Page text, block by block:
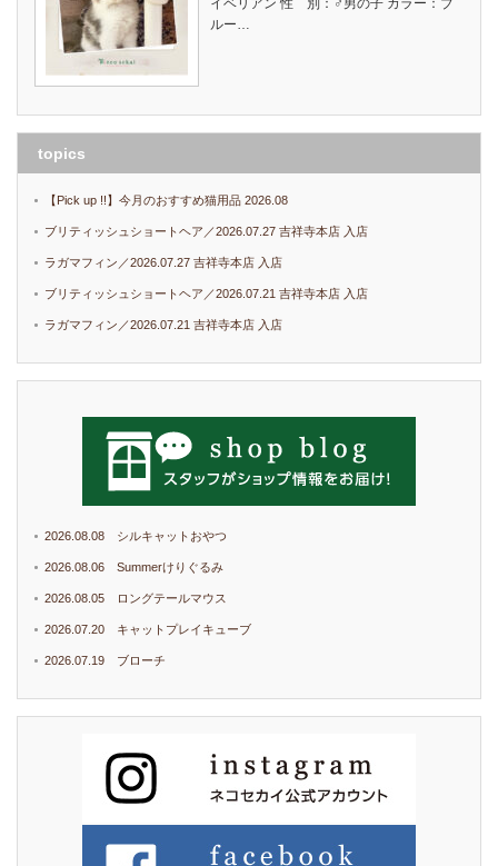
イベリアン 性 別：♂男の子 カラー：ブ
ルー…
topics
【Pick up !!】今月のおすすめ猫用品 2026.08
ブリティッシュショートヘア／2026.07.27 吉祥寺本店 入店
ラガマフィン／2026.07.27 吉祥寺本店 入店
ブリティッシュショートヘア／2026.07.21 吉祥寺本店 入店
ラガマフィン／2026.07.21 吉祥寺本店 入店
2026.08.08 シルキャットおやつ
2026.08.06 Summerけりぐるみ
2026.08.05 ロングテールマウス
2026.07.20 キャットプレイキューブ
2026.07.19 ブローチ